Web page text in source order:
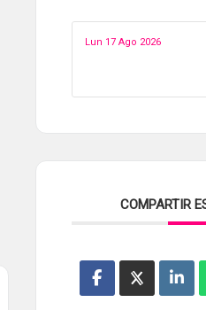
Lun 17 Ago 2026
COMPARTIR